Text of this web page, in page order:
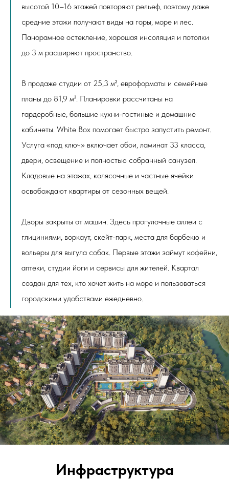
высотой 10–16 этажей повторяют рельеф, поэтому даже
средние этажи получают виды на горы, море и лес.
Панорамное остекление, хорошая инсоляция и потолки
до 3 м расширяют пространство.
В продаже студии от 25,3 м², евроформаты и семейные
планы до 81,9 м². Планировки рассчитаны на
гардеробные, большие кухни-гостиные и домашние
кабинеты. White Box помогает быстро запустить ремонт.
Услуга «под ключ» включает обои, ламинат 33 класса,
двери, освещение и полностью собранный санузел.
Кладовые на этажах, колясочные и частные ячейки
освобождают квартиры от сезонных вещей.
Дворы закрыты от машин. Здесь прогулочные аллеи с
глициниями, воркаут, скейт-парк, места для барбекю и
вольеры для выгула собак. Первые этажи займут кофейни,
аптеки, студии йоги и сервисы для жителей. Квартал
создан для тех, кто хочет жить на море и пользоваться
городскими удобствами ежедневно.
Инфраструктура